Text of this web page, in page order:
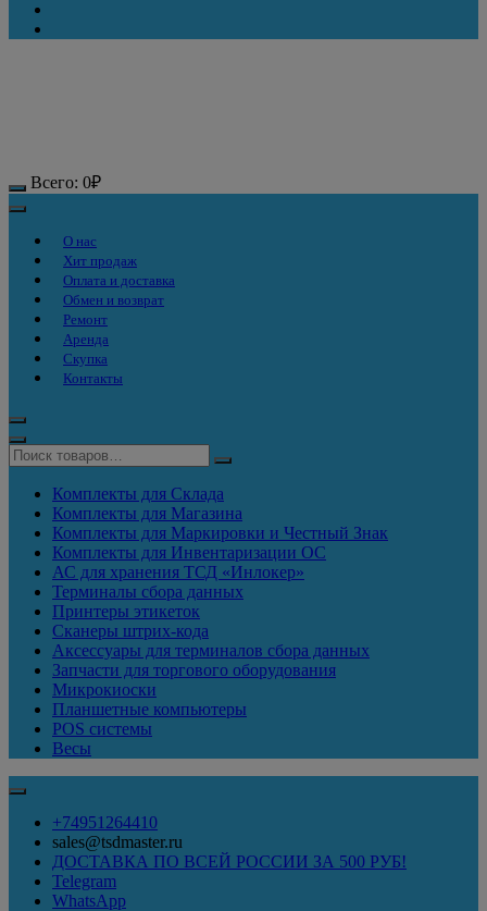
Всего: 0₽
О нас
Хит продаж
Оплата и доставка
Обмен и возврат
Ремонт
Аренда
Скупка
Контакты
Комплекты для Склада
Комплекты для Магазина
Комплекты для Маркировки и Честный Знак
Комплекты для Инвентаризации ОС
АС для хранения ТСД «Инлокер»
Терминалы сбора данных
Принтеры этикеток
Сканеры штрих-кода
Аксессуары для терминалов сбора данных
Запчасти для торгового оборудования
Микрокиоски
Планшетные компьютеры
POS системы
Весы
+74951264410
sales@tsdmaster.ru
ДОСТАВКА ПО ВСЕЙ РОССИИ ЗА 500 РУБ!
Telegram
WhatsApp